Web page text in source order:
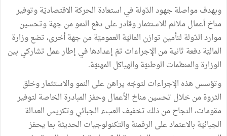
وبهدف مواصلة جهود الدّولة في استعادة الحركة الاقتصاديّة وتوفير
مناخ أعمال ملائم للاستثمار وقادر على دفع النمو من جهة وتحسين
موارد الدّولة لتأمين توازن الماليّة العموميّة من جهة أخرى، تضع وزارة
الماليّة دفعة ثانية من الإجراءات تمّ إعدادها في إطار عمل تشاركي بين
الوزارة والمنظمات الوطنيّة والهياكل المهنيّة.
وتؤسس هذه الإجراءات لتوجّه يراهن على النمو والاستثمار وخلق
الثروة من خلال تحسين مناخ الأعمال وحفز المبادرة الخاصة لتوفير
مقومات، النجاح من ذلك تخفيف العبء الجبائي وتكريس العدالة
الجبائيّة بالاعتماد على الرقمنة والتكنولوجيات الحديثة بما يحفز